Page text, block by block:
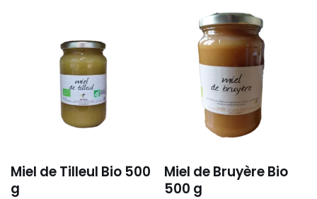
Miel de Tilleul Bio 500
g
Miel de Bruyère Bio
500 g